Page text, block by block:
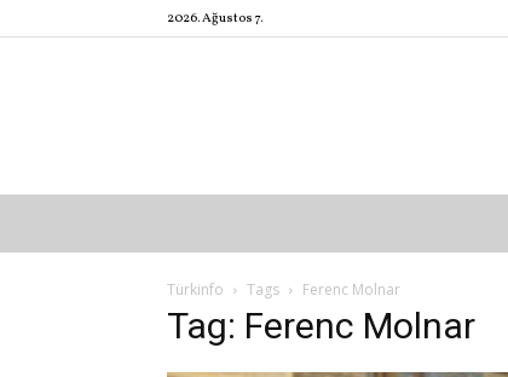
2026. Ağustos 7.
Türkinfo Tags Ferenc Molnar
Tag: Ferenc Molnar